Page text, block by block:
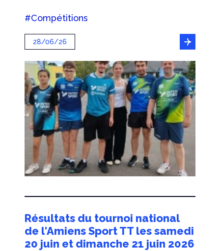
#Compétitions
28/06/26
Résultats du tournoi national
de l'Amiens Sport TT les samedi
20 juin et dimanche 21 juin 2026